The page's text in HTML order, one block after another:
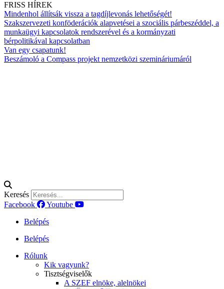
FRISS HÍREK
Mindenhol állítsák vissza a tagdíjlevonás lehetőségét!
Szakszervezeti konföderációk alapvetései a szociális párbeszéddel, a
munkaügyi kapcsolatok rendszerével és a kormányzati
bérpolitikával kapcsolatban
Van egy csapatunk!
Beszámoló a Compass projekt nemzetközi szemináriumáról
Keresés
Facebook
Youtube
Belépés
Belépés
Rólunk
Kik vagyunk?
Tisztségviselők
A SZEF elnöke, alelnökei